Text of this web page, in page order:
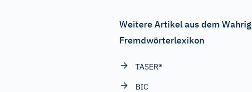
Weitere Artikel aus dem Wahrig
Fremdwörterlexikon
TASER®
BIC